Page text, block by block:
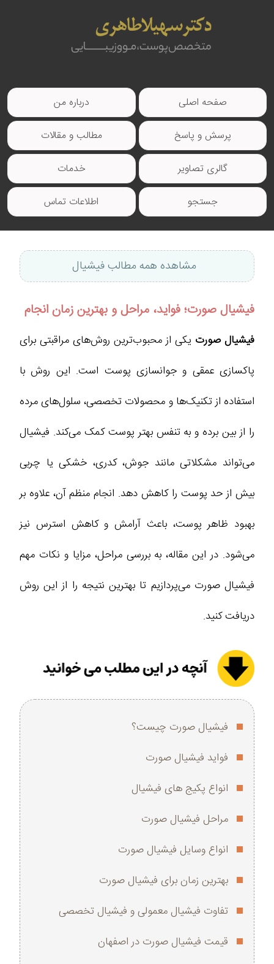
صفحه اصلی درباره من
پرسش و پاسخ مطالب و مقالات
گالری تصاویر خدمات
جستجو اطلاعات تماس
مشاهده همه مطالب فیشیال
فیشیال صورت؛ فواید، مراحل و بهترین زمان انجام
فیشیال صورت یکی از محبوب‌ترین روش‌های مراقبتی برای
پاکسازی عمقی و جوانسازی پوست است. این روش با
استفاده از تکنیک‌ها و محصولات تخصصی، سلول‌های مرده
را از بین برده و به تنفس بهتر پوست کمک می‌کند. فیشیال
می‌تواند مشکلاتی مانند جوش، کدری، خشکی یا چربی
بیش از حد پوست را کاهش دهد. انجام منظم آن، علاوه بر
بهبود ظاهر پوست، باعث آرامش و کاهش استرس نیز
می‌شود. در این مقاله، به بررسی مراحل، مزایا و نکات مهم
فیشیال صورت می‌پردازیم تا بهترین نتیجه را از این روش
دریافت کنید.
فیشیال صورت چیست؟
فواید فیشیال صورت
انواع پکیج های فیشیال
مراحل فیشیال صورت
انواع وسایل فیشیال صورت
بهترین زمان برای فیشیال صورت
تفاوت فیشیال معمولی و فیشیال تخصصی
قیمت فیشیال صورت در اصفهان